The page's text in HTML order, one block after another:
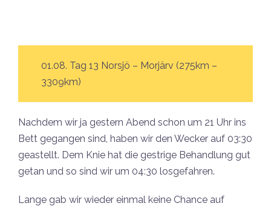
01.08. Tag 13 Norsjö – Morjärv (275km –
3309km)
Nachdem wir ja gestern Abend schon um 21 Uhr ins
Bett gegangen sind, haben wir den Wecker auf 03:30
geastellt. Dem Knie hat die gestrige Behandlung gut
getan und so sind wir um 04:30 losgefahren.
Lange gab wir wieder einmal keine Chance auf